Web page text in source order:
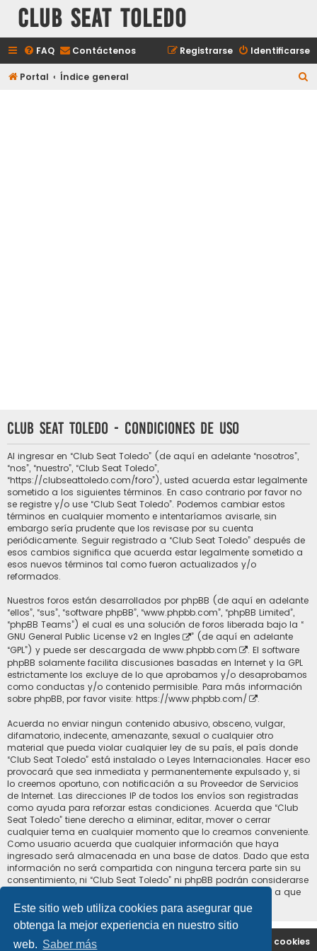
Este sitio web utiliza cookies para asegurar que
obtenga la mejor experiencia en nuestro sitio
web. Saber más
Club Seat Toledo
FAQ Contáctenos Identificarse
Registrarse
Portal Índice general
Club Seat Toledo - Condiciones de uso
Al ingresar en “Club Seat Toledo” (de aquí en adelante “nosotros”,
“nos”, “nuestro”, “Club Seat Toledo”,
“https://clubseattoledo.com/foro”), usted acuerda estar legalmente
sometido a los siguientes términos. En caso contrario por favor no
se registre y/o use “Club Seat Toledo”. Podemos cambiar estos
términos en cualquier momento e intentaríamos avisarle, sin
embargo sería prudente que los revisase por su cuenta
periódicamente. Seguir registrado a “Club Seat Toledo” después de
esos cambios significa que acuerda estar legalmente sometido a
esos nuevos términos tal como fueron actualizados y/o
reformados.
Nuestros foros están desarrollados por phpBB (de aquí en adelante
“ellos”, “sus”, “software phpBB”, “www.phpbb.com”, “phpBB Limited”,
“phpBB Teams”) el cual es una solución de foros liberada bajo la “
GNU General Public License v2 en Ingles
” (de aquí en adelante
“GPL”) y puede ser descargada de www.phpbb.com
. El software
phpBB solamente facilita discusiones basadas en Internet y la GPL
estrictamente los excluye de lo que aprobamos y/o desaprobamos
como conductas y/o contenido permisible. Para más información
sobre phpBB, por favor visite: https://www.phpbb.com/ .
Acuerda no enviar ningun contenido abusivo, obsceno, vulgar,
difamatorio, indecente, amenazante, sexual o cualquier otro
material que pueda violar cualquier ley de su país, el país donde
“Club Seat Toledo” está instalado o Leyes Internacionales. Hacer eso
provocará que sea inmediata y permanentemente expulsado y, si
lo creemos oportuno, con notificación a su Proveedor de Servicios
de Internet. Las direcciones IP de todos los envíos son registradas
como ayuda para reforzar estas condiciones. Acuerda que “Club
Seat Toledo” tiene derecho a eliminar, editar, mover o cerrar
cualquier tema en cualquier momento que lo creamos conveniente.
Como usuario acuerda que cualquier información que haya
ingresado será almacenada en una base de datos. Dado que esta
información no será compartida con ninguna tercera parte sin su
consentimiento, ni “Club Seat Toledo” ni phpBB podrán considerarse
responsables por cualquier intento de hacking que conlleve a que
los datos sean comprometidos.
Portal Índice general Borrar cookies